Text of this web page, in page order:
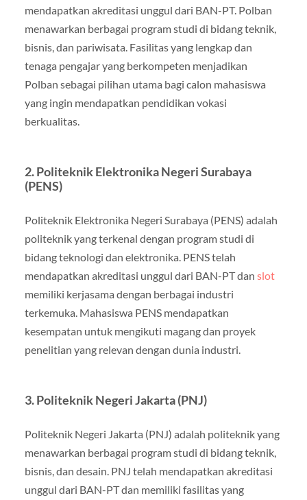
mendapatkan akreditasi unggul dari BAN-PT. Polban
menawarkan berbagai program studi di bidang teknik,
bisnis, dan pariwisata. Fasilitas yang lengkap dan
tenaga pengajar yang berkompeten menjadikan
Polban sebagai pilihan utama bagi calon mahasiswa
yang ingin mendapatkan pendidikan vokasi
berkualitas.
2. Politeknik Elektronika Negeri Surabaya
(PENS)
Politeknik Elektronika Negeri Surabaya (PENS) adalah
politeknik yang terkenal dengan program studi di
bidang teknologi dan elektronika. PENS telah
mendapatkan akreditasi unggul dari BAN-PT dan slot
memiliki kerjasama dengan berbagai industri
terkemuka. Mahasiswa PENS mendapatkan
kesempatan untuk mengikuti magang dan proyek
penelitian yang relevan dengan dunia industri.
3. Politeknik Negeri Jakarta (PNJ)
Politeknik Negeri Jakarta (PNJ) adalah politeknik yang
menawarkan berbagai program studi di bidang teknik,
bisnis, dan desain. PNJ telah mendapatkan akreditasi
unggul dari BAN-PT dan memiliki fasilitas yang